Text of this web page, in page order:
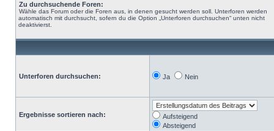
Zu durchsuchende Foren:
Wähle das Forum oder die Foren aus, in denen gesucht werden soll. Unterforen werden
automatisch mit durchsucht, sofern du die Option „Unterforen durchsuchen“ unten nicht
deaktivierst.
Unterforen durchsuchen: Ja Nein
Ergebnisse sortieren nach:
Aufsteigend
Absteigend